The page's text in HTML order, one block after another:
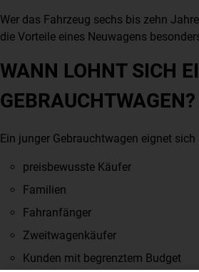
Wer das Fahrzeug sechs bis zehn
die Vorteile eines Neuwagens
WANN LOHNT SICH
GEBRAUCHTWAGEN?
Ein junger Gebrauchtwagen eignet
preisbewusste Käufer
Familien
Fahranfänger
Zweitwagenkäufer
Kunden mit begrenztem Budget